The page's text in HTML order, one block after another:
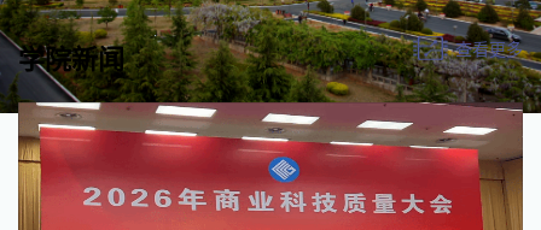
学院新闻 查看更多